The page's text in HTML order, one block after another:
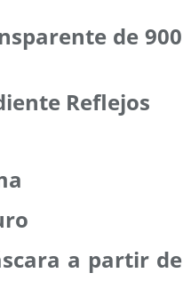
de 900
Reflejos
a partir de